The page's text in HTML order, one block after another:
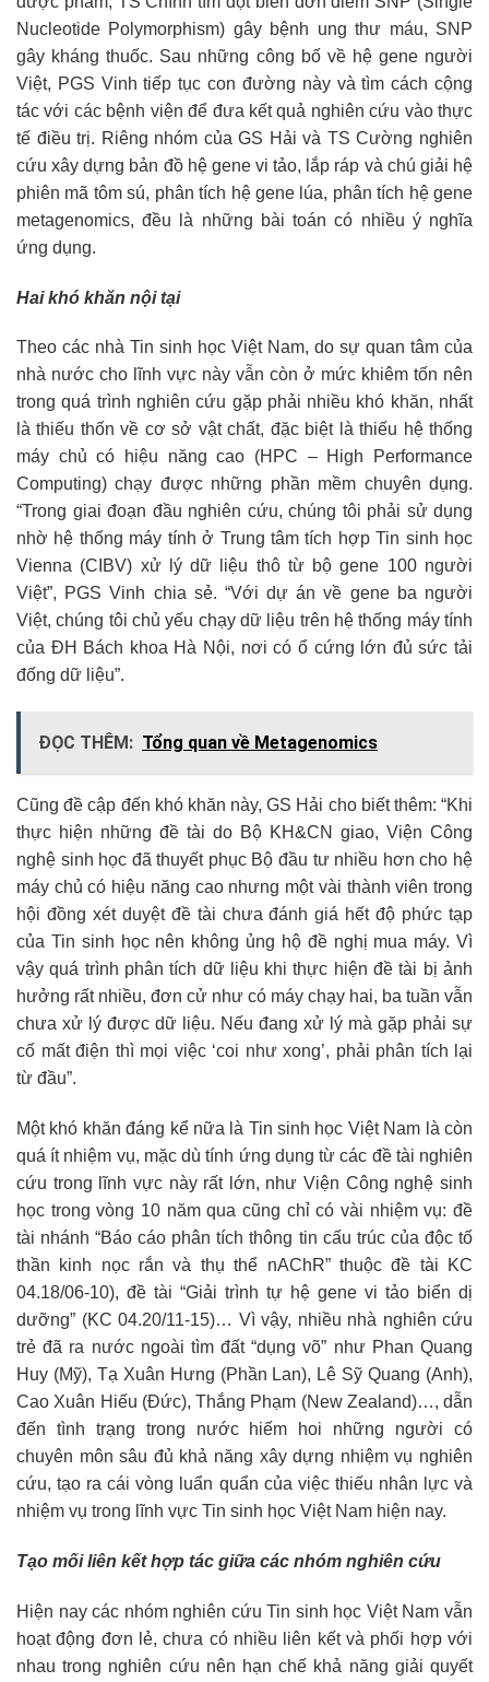
Nucleotide Polymorphism) gây bệnh ung thư máu, SNP
gây kháng thuốc. Sau những công bố về hệ gene người
Việt, PGS Vinh tiếp tục con đường này và tìm cách cộng
tác với các bệnh viện để đưa kết quả nghiên cứu vào thực
tế điều trị. Riêng nhóm của GS Hải và TS Cường nghiên
cứu xây dựng bản đồ hệ gene vi tảo, lắp ráp và chú giải hệ
phiên mã tôm sú, phân tích hệ gene lúa, phân tích hệ gene
metagenomics, đều là những bài toán có nhiều ý nghĩa
ứng dụng.
Hai khó khăn nội tại
Theo các nhà Tin sinh học Việt Nam, do sự quan tâm của
nhà nước cho lĩnh vực này vẫn còn ở mức khiêm tốn nên
trong quá trình nghiên cứu gặp phải nhiều khó khăn, nhất
là thiếu thốn về cơ sở vật chất, đặc biệt là thiếu hệ thống
máy chủ có hiệu năng cao (HPC – High Performance
Computing) chạy được những phần mềm chuyên dụng.
“Trong giai đoạn đầu nghiên cứu, chúng tôi phải sử dụng
nhờ hệ thống máy tính ở Trung tâm tích hợp Tin sinh học
Vienna (CIBV) xử lý dữ liệu thô từ bộ gene 100 người
Việt”, PGS Vinh chia sẻ. “Với dự án về gene ba người
Việt, chúng tôi chủ yếu chạy dữ liệu trên hệ thống máy tính
của ĐH Bách khoa Hà Nội, nơi có ổ cứng lớn đủ sức tải
đống dữ liệu”.
ĐỌC THÊM: Tổng quan về Metagenomics
Cũng đề cập đến khó khăn này, GS Hải cho biết thêm: “Khi
thực hiện những đề tài do Bộ KH&CN giao, Viện Công
nghệ sinh học đã thuyết phục Bộ đầu tư nhiều hơn cho hệ
máy chủ có hiệu năng cao nhưng một vài thành viên trong
hội đồng xét duyệt đề tài chưa đánh giá hết độ phức tạp
của Tin sinh học nên không ủng hộ đề nghị mua máy. Vì
vậy quá trình phân tích dữ liệu khi thực hiện đề tài bị ảnh
hưởng rất nhiều, đơn cử như có máy chạy hai, ba tuần vẫn
chưa xử lý được dữ liệu. Nếu đang xử lý mà gặp phải sự
cố mất điện thì mọi việc ‘coi như xong’, phải phân tích lại
từ đầu”.
Một khó khăn đáng kể nữa là Tin sinh học Việt Nam là còn
quá ít nhiệm vụ, mặc dù tính ứng dụng từ các đề tài nghiên
cứu trong lĩnh vực này rất lớn, như Viện Công nghệ sinh
học trong vòng 10 năm qua cũng chỉ có vài nhiệm vụ: đề
tài nhánh “Báo cáo phân tích thông tin cấu trúc của độc tố
thần kinh nọc rắn và thụ thể nAChR” thuộc đề tài KC
04.18/06-10), đề tài “Giải trình tự hệ gene vi tảo biển dị
dưỡng” (KC 04.20/11-15)… Vì vậy, nhiều nhà nghiên cứu
trẻ đã ra nước ngoài tìm đất “dụng võ” như Phan Quang
Huy (Mỹ), Tạ Xuân Hưng (Phần Lan), Lê Sỹ Quang (Anh),
Cao Xuân Hiếu (Đức), Thắng Phạm (New Zealand)…, dẫn
đến tình trạng trong nước hiếm hoi những người có
chuyên môn sâu đủ khả năng xây dựng nhiệm vụ nghiên
cứu, tạo ra cái vòng luẩn quẩn của việc thiếu nhân lực và
nhiệm vụ trong lĩnh vực Tin sinh học Việt Nam hiện nay.
Tạo mối liên kết hợp tác giữa các nhóm nghiên cứu
Hiện nay các nhóm nghiên cứu Tin sinh học Việt Nam vẫn
hoạt động đơn lẻ, chưa có nhiều liên kết và phối hợp với
nhau trong nghiên cứu nên hạn chế khả năng giải quyết